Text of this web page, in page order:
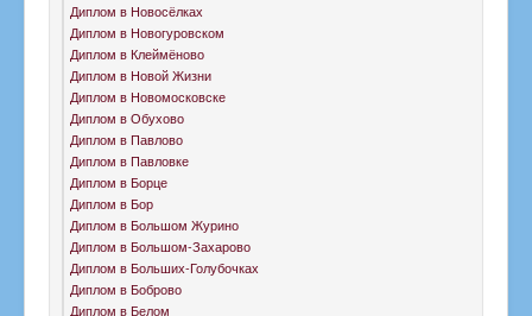
Диплом в Новосёлках
Диплом в Новогуровском
Диплом в Клеймёново
Диплом в Новой Жизни
Диплом в Новомосковске
Диплом в Обухово
Диплом в Павлово
Диплом в Павловке
Диплом в Борце
Диплом в Бор
Диплом в Большом Журино
Диплом в Большом-Захарово
Диплом в Больших-Голубочках
Диплом в Боброво
Диплом в Белом